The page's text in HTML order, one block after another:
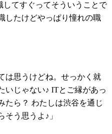
してすぐってそういうことで
したけどやっぱり憧れの職
は思うけどね。せっかく就
いじゃない♪ ITとご縁があっ
たら？ わたしは渋谷を通じ
う思うよ♪」